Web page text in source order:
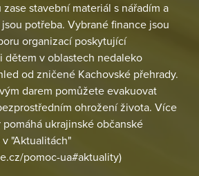
stavební materiál s nářadím a
potřeba. Vybrané finance jsou
organizací poskytující
dětem v oblastech nedaleko
od zničené Kachovské přehrady.
darem pomůžete evakuovat
ohrožení života. Více
pomáhá ukrajinské občanské
"Aktualitách"
pomoc-ua#aktuality)